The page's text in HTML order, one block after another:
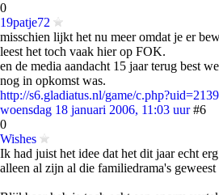
0
19patje72
misschien lijkt het nu meer omdat je er
leest het toch vaak hier op FOK.
en de media aandacht 15 jaar terug best
nog in opkomst was.
http://s6.gladiatus.nl/game/
woensdag 18 januari 2006, 11:03 uur #6
0
Wishes
Ik had juist het idee dat het dit jaar echt
alleen al zijn al die familiedrama's geweest